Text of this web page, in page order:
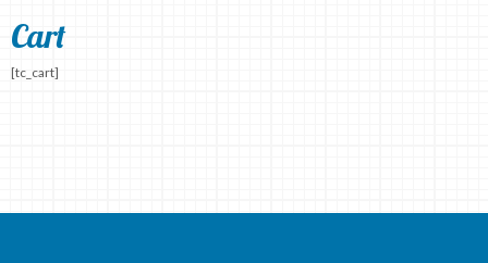
Cart
[tc_cart]